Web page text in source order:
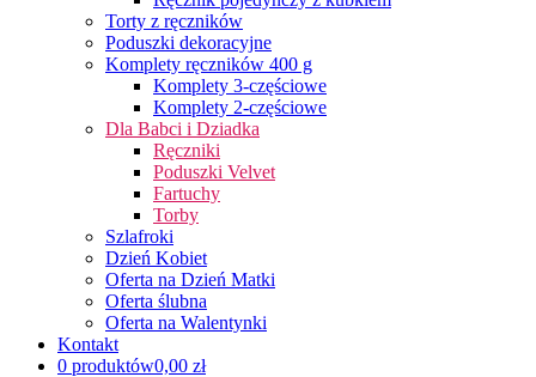
Torty z ręczników
Poduszki dekoracyjne
Komplety ręczników 400 g
Komplety 3-częściowe
Komplety 2-częściowe
Dla Babci i Dziadka
Ręczniki
Poduszki Velvet
Fartuchy
Torby
Szlafroki
Dzień Kobiet
Oferta na Dzień Matki
Oferta ślubna
Oferta na Walentynki
Kontakt
0 produktów0,00 zł